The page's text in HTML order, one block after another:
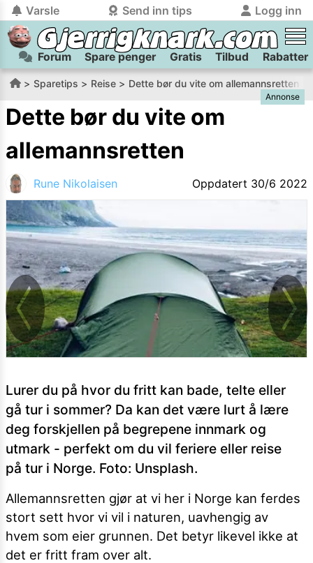
Varsle Send inn tips Logg inn
tilbake
Logg inn på Gjerrigknark.com:
Du kan logge inn / registrere brukertrygt
på
gjerrigknark.com ved å benytte Vipps-innlogging.
Logg inn med Vipps
tilbake
Send inn tips:
Har du et tips til meg? Jeg premierer de beste tipsene med
flaxlodd!
Kamera
Velg bilde
Send inn
PS:Vil du være med i tipsekonkurransen kan du oppgi
kontaktdetaljer i neste steg.
Forum Spare penger Gratis Tilbud Rabatter
Sparetips Reise Dette bør du vite om allemannsretten
Annonse
Dette bør du vite om
allemannsretten
Rune Nikolaisen Oppdatert 30/6 2022
Lurer du på hvor du fritt kan bade, telte eller
gå tur i sommer? Da kan det være lurt å lære
deg forskjellen på begrepene innmark og
utmark - perfekt om du vil feriere eller reise
på tur i Norge. Foto: Unsplash.
Allemannsretten gjør at vi her i Norge kan ferdes
stort sett hvor vi vil i naturen, uavhengig av
hvem som eier grunnen. Det betyr likevel ikke at
det er fritt fram over alt.